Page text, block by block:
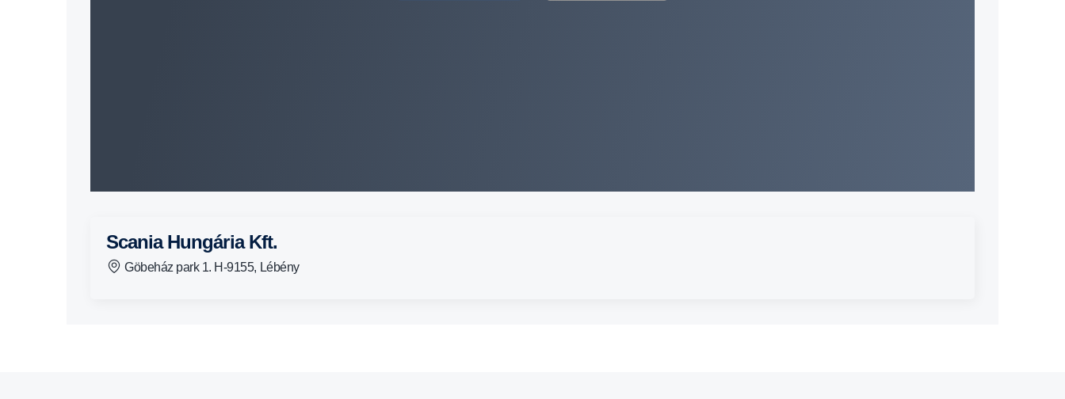
Scania Hungária Kft.
Göbeház park 1. H-9155, Lébény